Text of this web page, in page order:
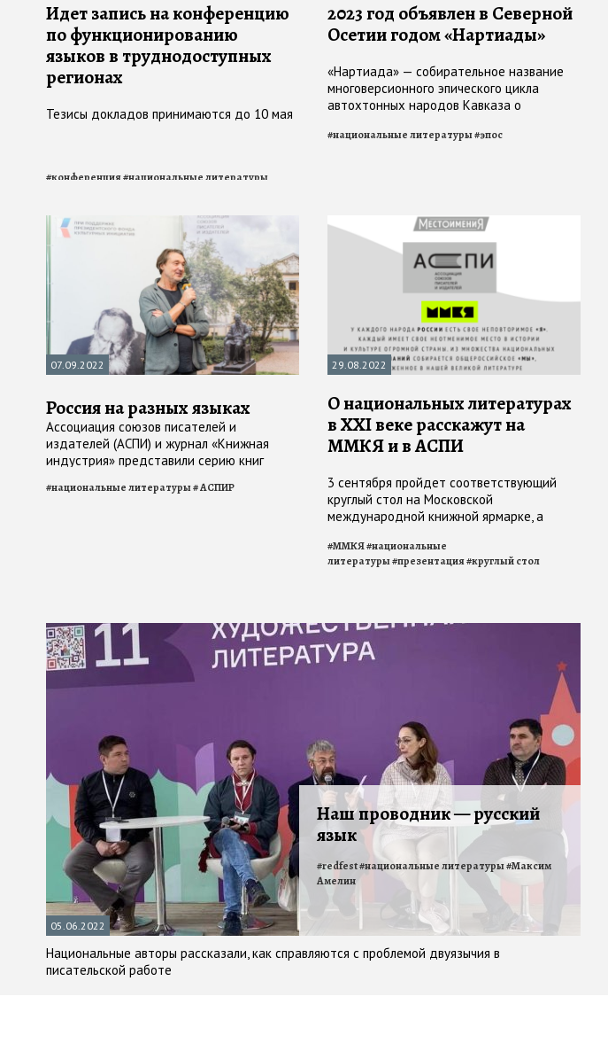
Идет запись на конференцию
по функционированию
языков в труднодоступных
регионах
Тезисы докладов принимаются до 10 мая
#конференция#национальные литературы
2023 год объявлен в Северной
Осетии годом «Нартиады»
«Нартиада» — собирательное название
многоверсионного эпического цикла
автохтонных народов Кавказа о
#национальные литературы#эпос
07.09.2022
Россия на разных языках
Ассоциация союзов писателей и
издателей (АСПИ) и журнал «Книжная
индустрия» представили серию книг
России «Местоимения»
#национальные литературы#АСПИР
29.08.2022
О национальных литературах
в XXI веке расскажут на
ММКЯ и в АСПИ
3 сентября пройдет соответствующий
круглый стол на Московской
международной книжной ярмарке, а
книжной серии в Доме Ростовых
#ММКЯ#национальные
литературы#презентация#круглый стол
05.06.2022
Наш проводник — русский
язык
Национальные авторы рассказали, как справляются с проблемой двуязычия в
писательской работе
#redfest#национальные литературы#Максим
Амелин